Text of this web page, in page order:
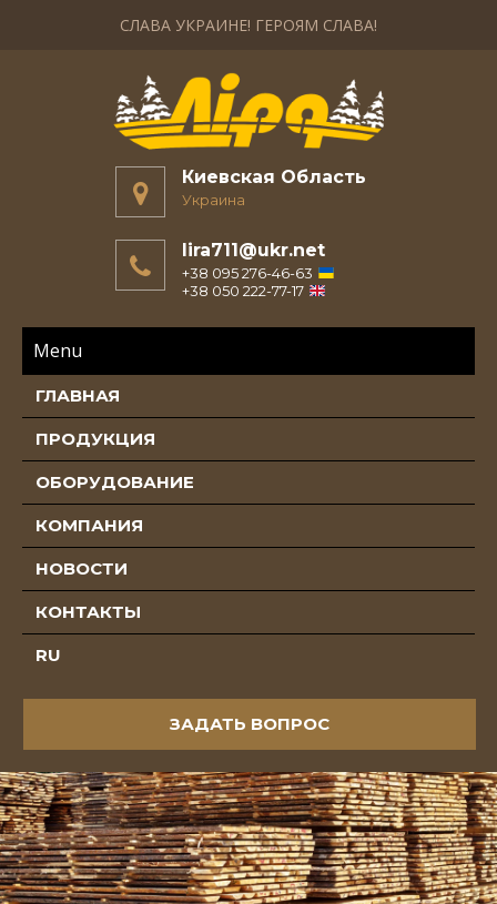
СЛАВА УКРАИНЕ! ГЕРОЯМ СЛАВА!
Киевская Область
Украина
lira711@ukr.net
+38 095 276-46-63
+38 050 222-77-17
Menu
ГЛАВНАЯ
ПРОДУКЦИЯ
ОБОРУДОВАНИЕ
КОМПАНИЯ
НОВОСТИ
КОНТАКТЫ
RU
ЗАДАТЬ ВОПРОС